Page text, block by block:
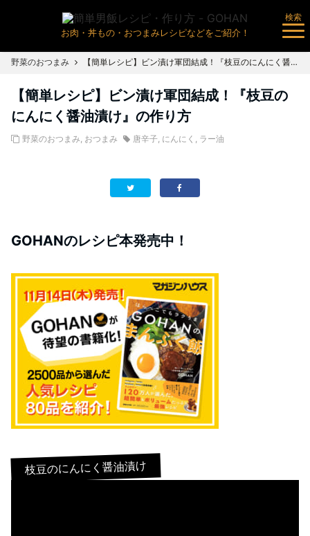
お肉・丼もの・おつまみレシピなどをご紹介！
検索
野菜のおつまみ 【簡単レシピ】ビン漬け軍団結成！『枝豆のにんにく醤油漬け』の作り方
【簡単レシピ】ビン漬け軍団結成！『枝豆の
にんにく醤油漬け』の作り方
野菜のおつまみ, おつまみ 唐辛子, にんにく , ラー油
GOHANのレシピ本発売中！
枝豆のにんにく醤油漬け